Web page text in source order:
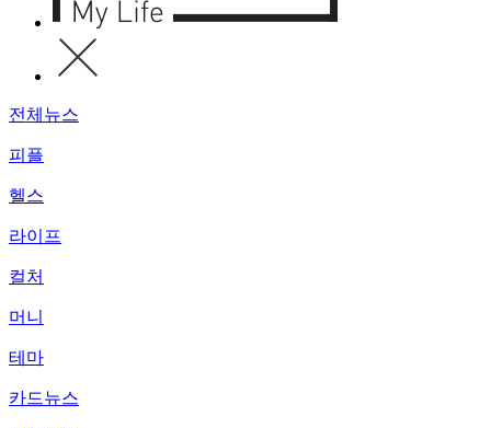
전체뉴스
피플
헬스
라이프
컬처
머니
테마
카드뉴스